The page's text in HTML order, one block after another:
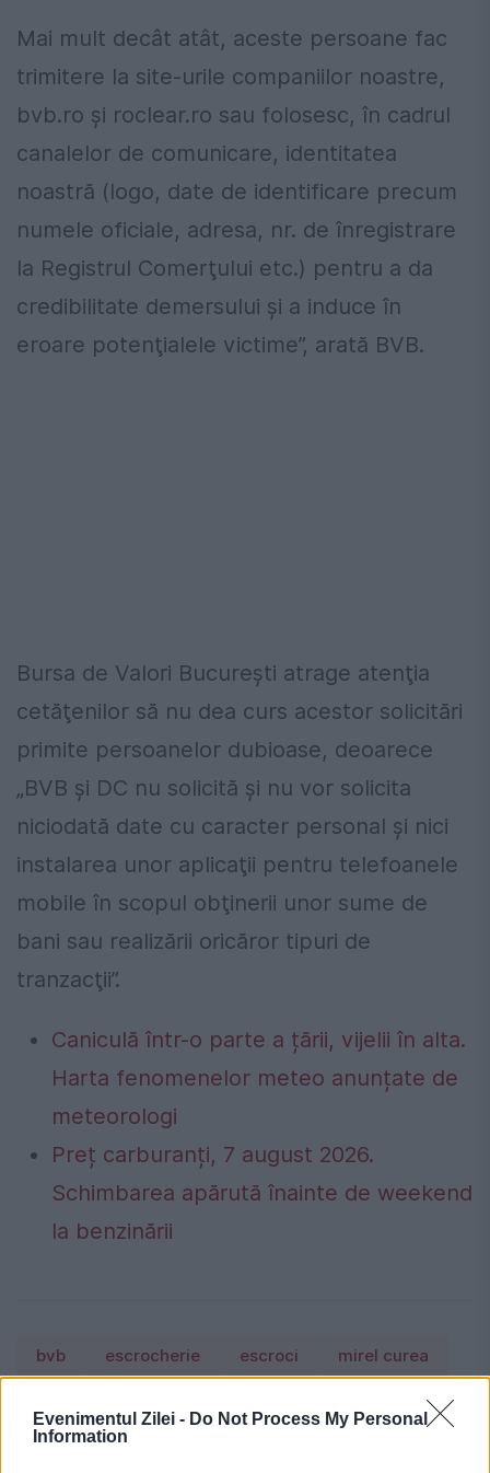
Evenimentul Zilei - Do Not Process My Personal
Information
Mai mult decât atât, aceste persoane fac
trimitere la site-urile companiilor noastre,
bvb.ro şi roclear.ro sau folosesc, în cadrul
canalelor de comunicare, identitatea
noastră (logo, date de identificare precum
numele oficiale, adresa, nr. de înregistrare
la Registrul Comerţului etc.) pentru a da
credibilitate demersului şi a induce în
eroare potenţialele victime”, arată BVB.
Bursa de Valori Bucureşti atrage atenţia
cetăţenilor să nu dea curs acestor solicitări
primite persoanelor dubioase, deoarece
„BVB şi DC nu solicită şi nu vor solicita
niciodată date cu caracter personal şi nici
instalarea unor aplicaţii pentru telefoanele
mobile în scopul obţinerii unor sume de
bani sau realizării oricăror tipuri de
tranzacţii”.
Caniculă într-o parte a țării, vijelii în alta.
Harta fenomenelor meteo anunțate de
meteorologi
Preț carburanți, 7 august 2026.
Schimbarea apărută înainte de weekend
la benzinării
bvb escrocherie escroci mirel curea